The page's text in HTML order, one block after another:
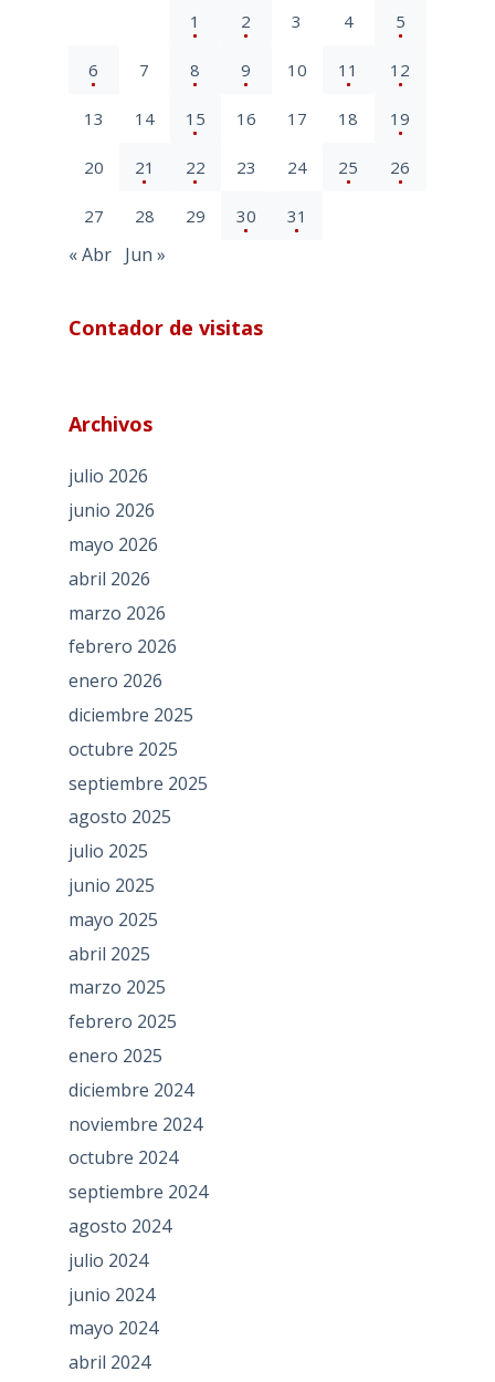
1 2 3 4 5
6 7 8 9 10 11 12
13 14 15 16 17 18 19
20 21 22 23 24 25 26
27 28 29 30 31
« Abr Jun »
Contador de visitas
Archivos
julio 2026
junio 2026
mayo 2026
abril 2026
marzo 2026
febrero 2026
enero 2026
diciembre 2025
octubre 2025
septiembre 2025
agosto 2025
julio 2025
junio 2025
mayo 2025
abril 2025
marzo 2025
febrero 2025
enero 2025
diciembre 2024
noviembre 2024
octubre 2024
septiembre 2024
agosto 2024
julio 2024
junio 2024
mayo 2024
abril 2024